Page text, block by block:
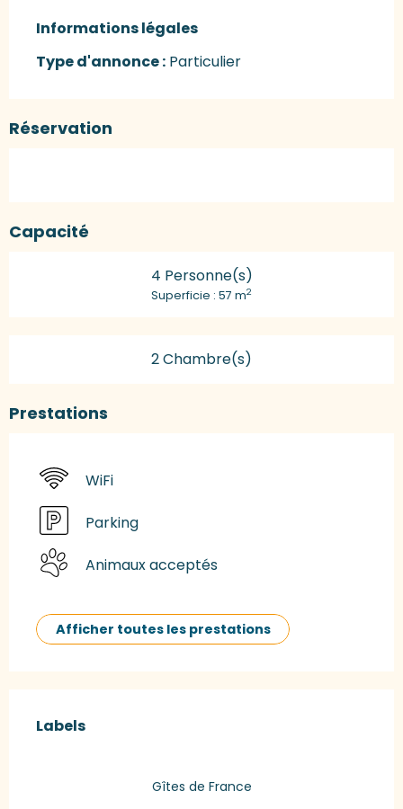
Informations légales
Informations légales
Type d'annonce : Particulier
Réservation
Capacité
4 Personne(s)
Superficie : 57 m2
2 Chambre(s)
Prestations
WiFi
Parking
Animaux acceptés
Afficher toutes les prestations
Labels
Labels
Gîtes de France